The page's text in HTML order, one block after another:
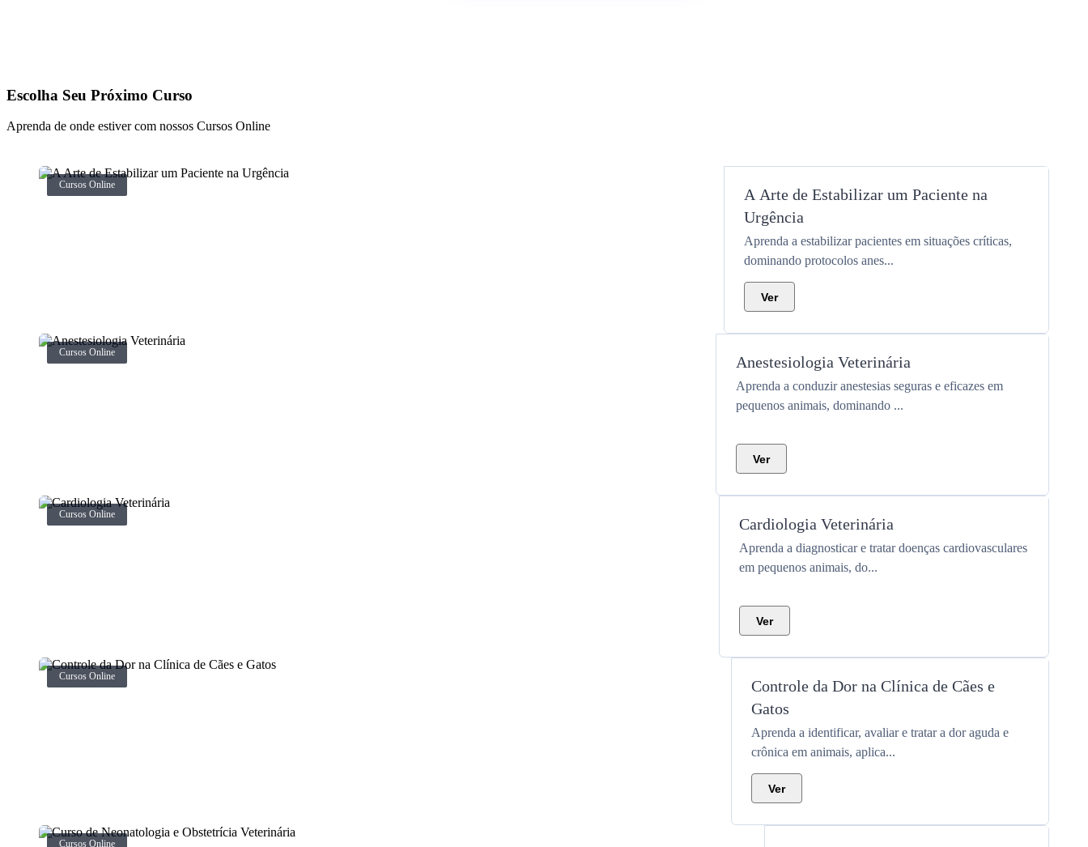
Escolha Seu Próximo Curso
Aprenda de onde estiver com nossos Cursos Online
Cursos Online
A Arte de Estabilizar um Paciente na
Urgência
Aprenda a estabilizar pacientes em situações críticas,
dominando protocolos anes...
Ver
Cursos Online
Anestesiologia Veterinária
Aprenda a conduzir anestesias seguras e eficazes em
pequenos animais, dominando ...
Ver
Cursos Online
Cardiologia Veterinária
Aprenda a diagnosticar e tratar doenças cardiovasculares
em pequenos animais, do...
Ver
Cursos Online
Controle da Dor na Clínica de Cães e
Gatos
Aprenda a identificar, avaliar e tratar a dor aguda e
crônica em animais, aplica...
Ver
Cursos Online